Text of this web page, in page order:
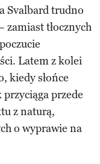
Svalbard trudno
zamiast tłocznych
Latem z kolei
kiedy słońce
przede
z naturą,
o wyprawie na